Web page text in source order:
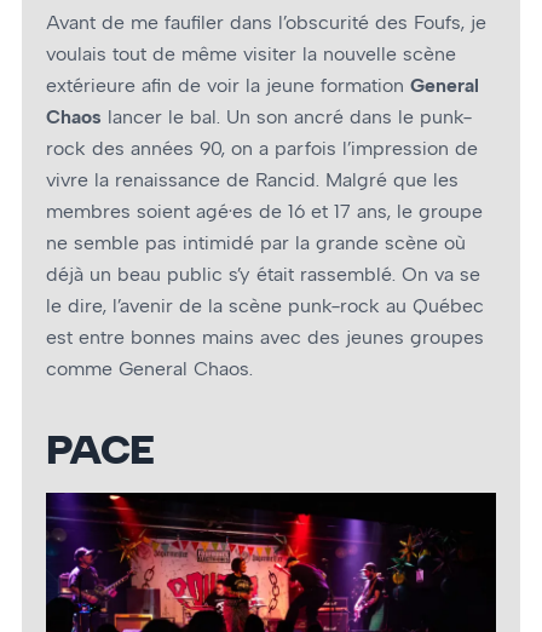
Avant de me faufiler dans l’obscurité des Foufs, je
voulais tout de même visiter la nouvelle scène
extérieure afin de voir la jeune formation General
Chaos lancer le bal. Un son ancré dans le punk-
rock des années 90, on a parfois l’impression de
vivre la renaissance de Rancid. Malgré que les
membres soient agé·es de 16 et 17 ans, le groupe
ne semble pas intimidé par la grande scène où
déjà un beau public s’y était rassemblé. On va se
le dire, l’avenir de la scène punk-rock au Québec
est entre bonnes mains avec des jeunes groupes
comme General Chaos.
PACE